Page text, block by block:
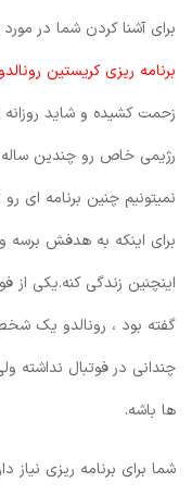
برای آشنا کردن شما در
برنامه ریزی کریستین رونالدو
رژیمی خاص رو چندین
نمیتونیم چنین برنامه ای
برای اینکه به هدفش برسه
اینچنین زندگی کنه.یکی از
گفته بود ، رونالدو یک
چندانی در فوتبال نداشته
ها باشه.
شما برای برنامه ریزی نیاز